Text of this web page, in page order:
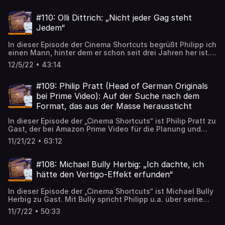
Interview-Podcast der Kino - und Streamingzeitschrift
CINEMA mit Chefredakteur Philipp Schulze. Fragen,
Anregungen, Lob und Kritik gerne an: podcast@cinema.de
#110: Olli Dittrich: „Nicht jeder Gag steht
Jedem“
In dieser Episode der Cinema Shortcuts begrüßt Philipp ich
einen Mann, hinter dem er schon seit drei Jahren her ist.
Nämlich Olli Dittrich. Mit ihm spricht Philipp u.a. über
seinen neuen Film „Räuber Hotzenplotz“, wie er
Bremer Weserstadion als Vorband von Bon Jovi
aufgetreten ist und warum nicht jeder Gag zu jedem
Comedian passt. „Shortcuts“, der Interview-Podcast der
Kino - und Streamingzeitschrift CINEMA mit Chefredakteur
Philipp Schulze. Fragen, Anregungen, Lob und Kritik gerne
an: podcast@cinema.de
12/5/22 • 43:14
#109: Philip Pratt (Head of German Originals
bei Prime Video): Auf der Suche nach dem
Format, das aus der Masse heraussticht
In dieser Episode der „Cinema Shortcuts“ ist Philip Pratt zu
Gast, der bei Amazon Prime Video für die Planung und
Umsetzung der deutschen Originals verantwortlich ist. Mit
ihm spricht Philipp u.a. über die Geschichte des
und wie es zur Verfilmung von Wolfgang Hohlbeins Roman
„Der Greif“ gekommen ist – Fantasy made in Germany.
„Shortcuts“, der Interview-Podcast der Kino - und
Schulze. Fragen, Anregungen, Lob und Kritik gerne an:
podcast@cinema.de
11/21/22 • 63:12
#108: Michael Bully Herbig: „Ich dachte, ich
hätte den Vertigo-Effekt erfunden“
In dieser Episode der „Cinema Shortcuts“ ist Michael Bully
Herbig zu Gast. Mit Bully spricht Philipp u.a. über seine
Entwicklung als Filmemacher und Schauspieler, wie sich
der Humor seit „Der Schuh des Manitu“ verändert hat, wie
11/7/22 • 50:33